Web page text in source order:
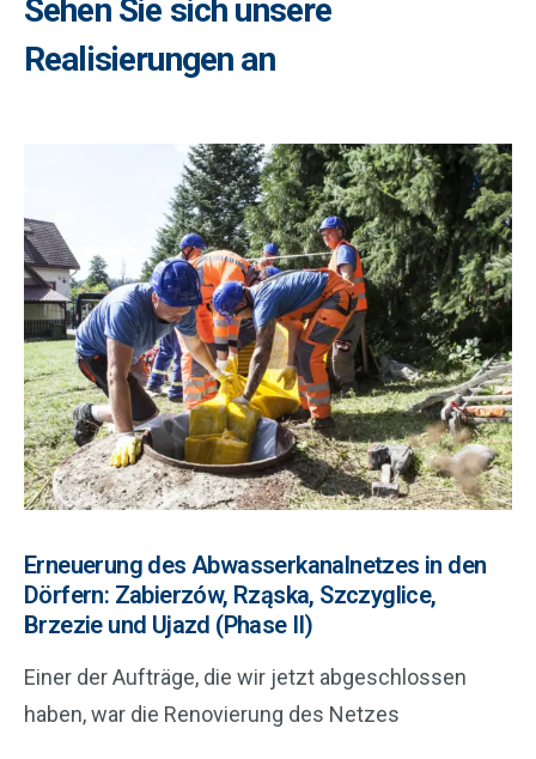
n
a
Sehen Sie sich unsere
Realisierungen an
Erneuerung des Abwasserkanalnetzes in den
Dörfern: Zabierzów, Rząska, Szczyglice,
Brzezie und Ujazd (Phase II)
Einer der Aufträge, die wir jetzt abgeschlossen
haben, war die Renovierung des Netzes